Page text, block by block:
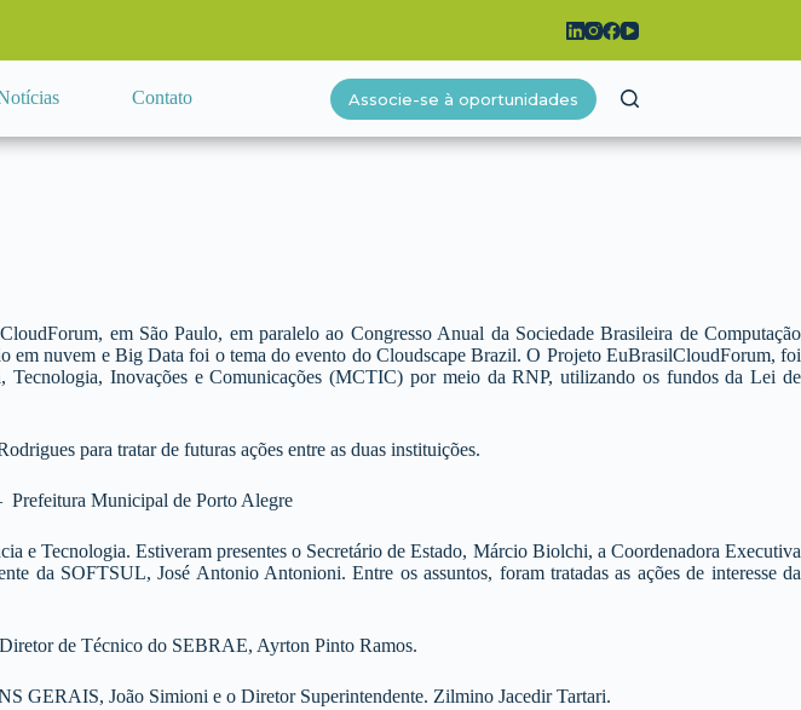
Contato Associe-se à oportunidades
em São Paulo, em paralelo ao Congresso Anual da Sociedade Brasileira de Computação
em nuvem e Big Data foi o tema do evento do Cloudscape Brazil. O Projeto EuBrasilCloudForum, foi
Inovações e Comunicações (MCTIC) por meio da RNP, utilizando os fundos da Lei de
para tratar de futuras ações entre as duas instituições.
Prefeitura Municipal de Porto Alegre
Tecnologia. Estiveram presentes o Secretário de Estado, Márcio Biolchi, a Coordenadora Executiva
da SOFTSUL, José Antonio Antonioni. Entre os assuntos, foram tratadas as ações de interesse da
de Técnico do SEBRAE, Ayrton Pinto Ramos.
João Simioni e o Diretor Superintendente. Zilmino Jacedir Tartari.